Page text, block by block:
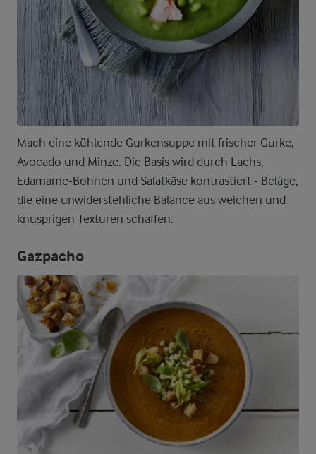
Mach eine kühlende Gurkensuppe mit frischer Gurke,
Avocado und Minze. Die Basis wird durch Lachs,
Edamame-Bohnen und Salatkäse kontrastiert - Beläge,
die eine unwiderstehliche Balance aus weichen und
knusprigen Texturen schaffen.
Gazpacho